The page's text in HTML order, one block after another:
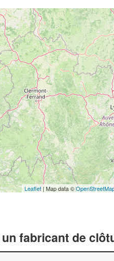
Leaflet| Map data ©
fabricant de